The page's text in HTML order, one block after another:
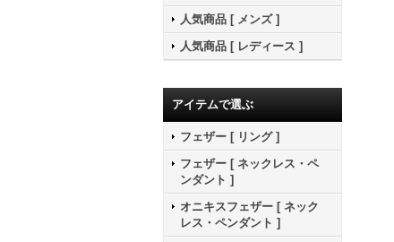
人気商品 [ メンズ ]
人気商品 [ レディース ]
アイテムで選ぶ
フェザー [ リング ]
フェザー [ ネックレス・ペ
ンダント ]
オニキスフェザー [ ネック
レス・ペンダント ]